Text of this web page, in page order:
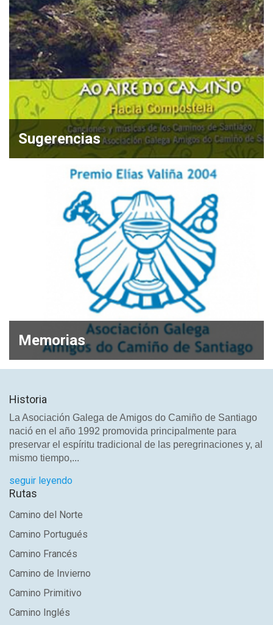
Sugerencias
Memorias
Historia
La Asociación Galega de Amigos do Camiño de Santiago
nació en el año 1992 promovida principalmente para
preservar el espíritu tradicional de las peregrinaciones y, al
mismo tiempo,...
seguir leyendo
Rutas
Camino del Norte
Camino Portugués
Camino Francés
Camino de Invierno
Camino Primitivo
Camino Inglés